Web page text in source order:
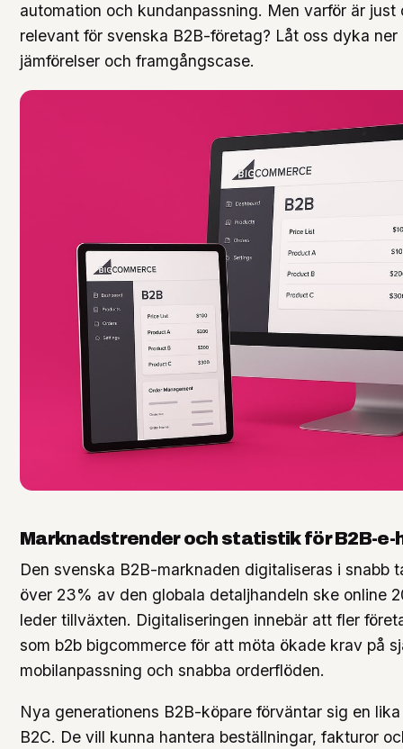
automation och kundanpassning. Men varför är
relevant för svenska B2B-företag? Låt oss dyka
jämförelser och framgångscase.
Marknadstrender och statistik för B2B-e-
Den svenska B2B-marknaden digitaliseras i snabb
över 23% av den globala detaljhandeln ske online
leder tillväxten. Digitaliseringen innebär att fler
som b2b bigcommerce för att möta ökade krav på
mobilanpassning och snabba orderflöden.
Nya generationens B2B-köpare förväntar sig en
B2C. De vill kunna hantera beställningar, fakturor